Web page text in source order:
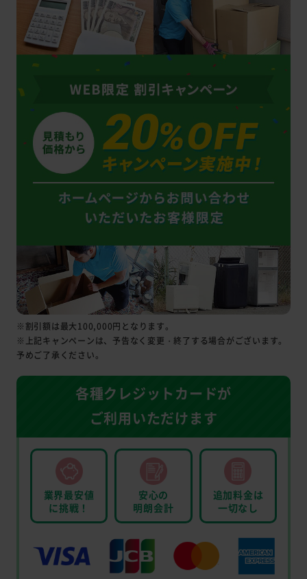
※割引額は最大100,000円となります。
※上記キャンペーンは、予告なく変更・終了する場合がございます。
予めご了承ください。
各種クレジットカードが
ご利用いただけます
業界最安値
に挑戦！
安心の
明朗会計
追加料金は
一切なし